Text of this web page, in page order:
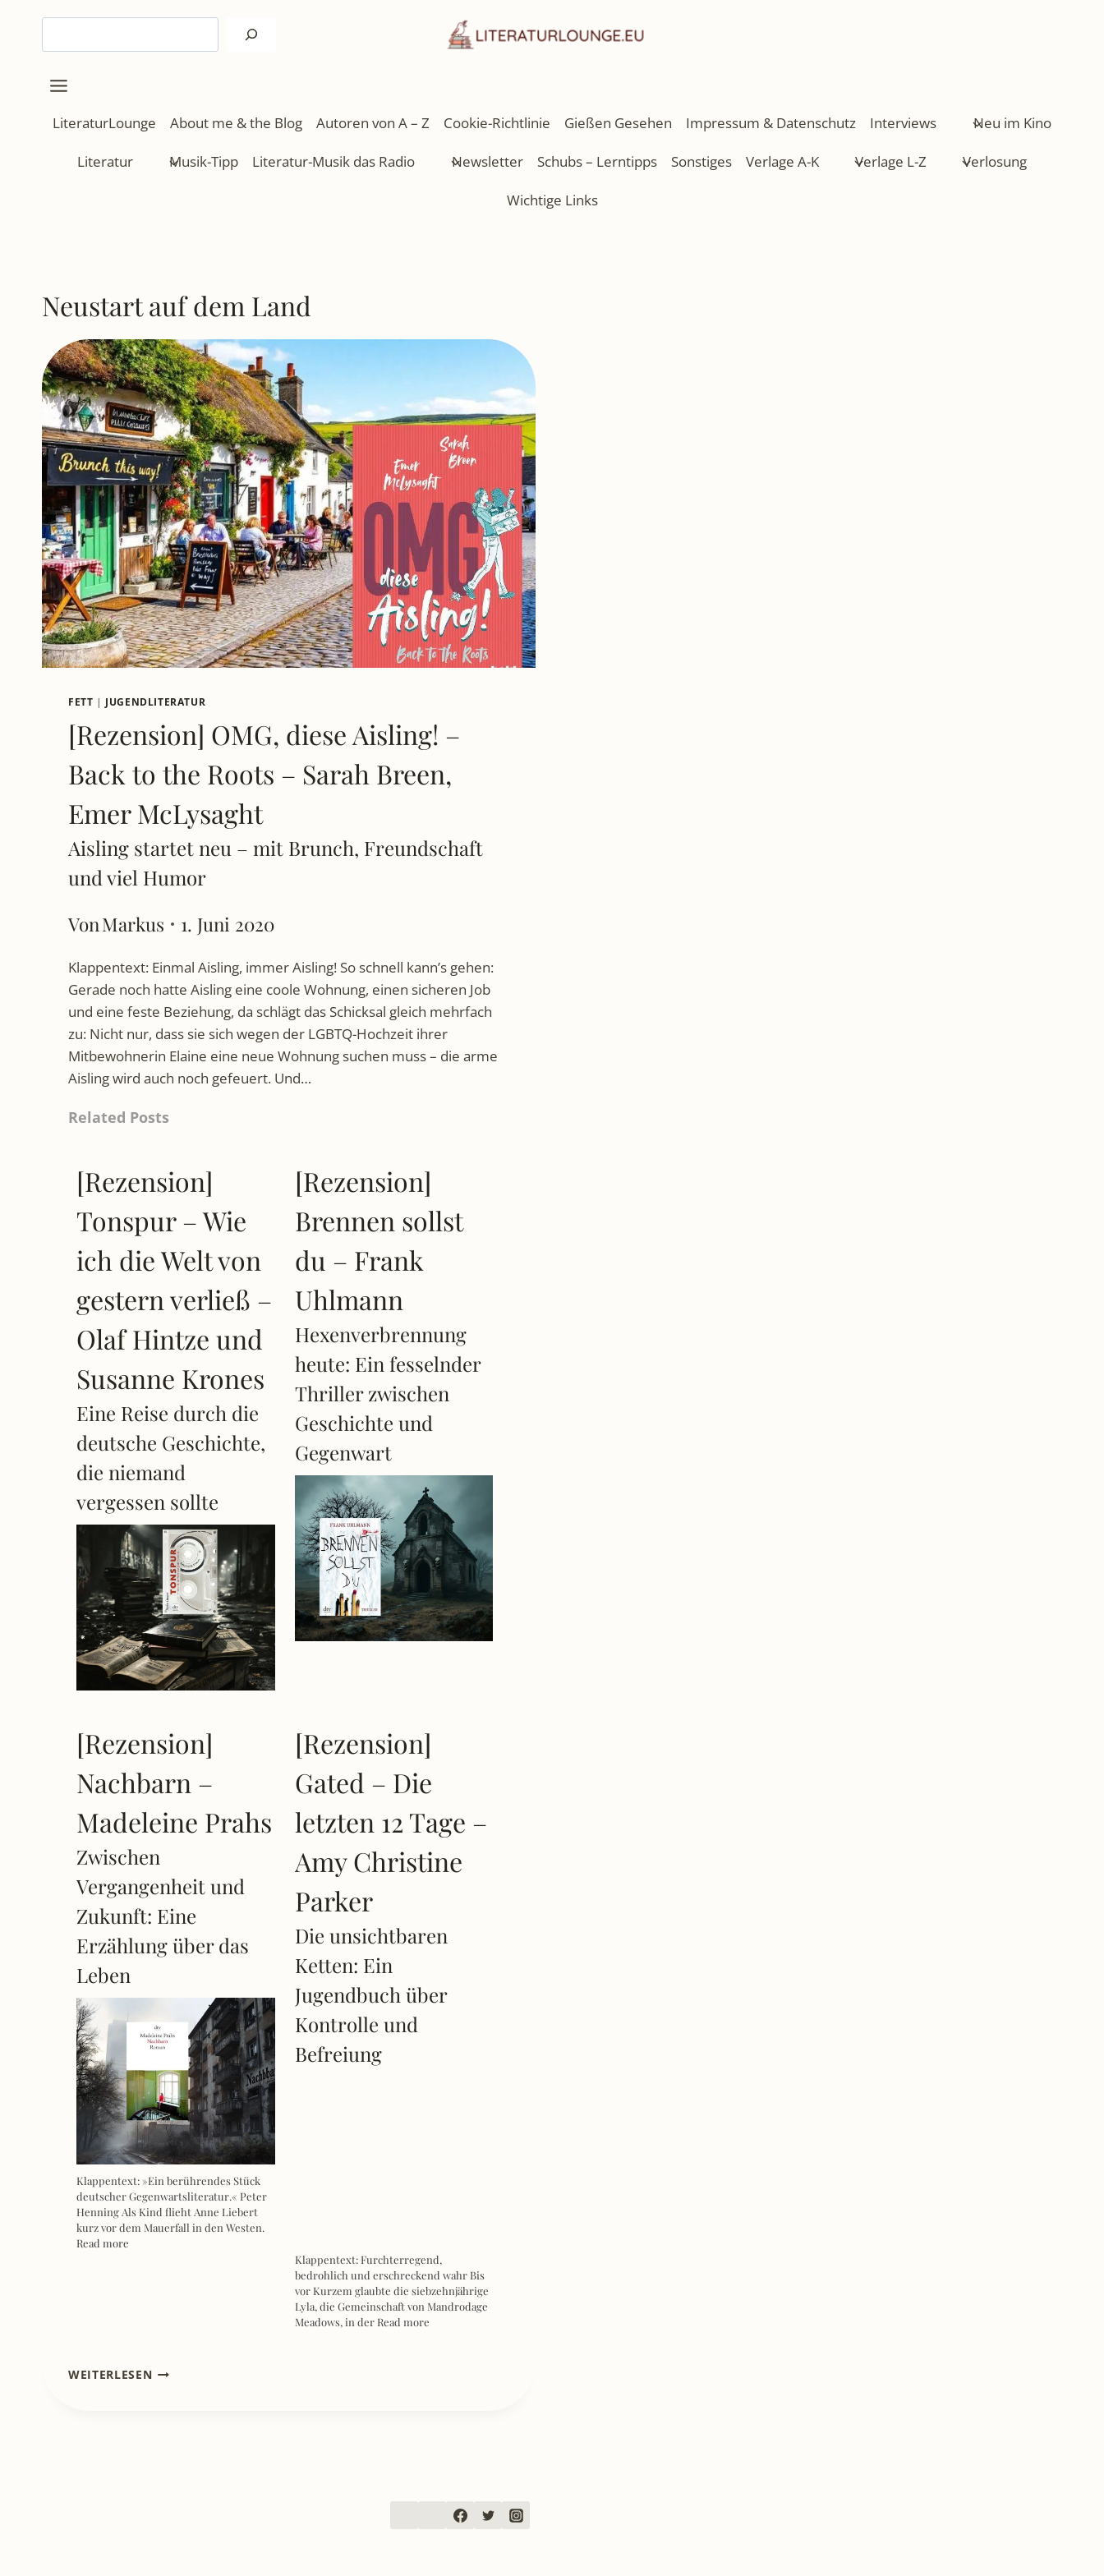
springen
LiteraturLounge About me & the Blog Autoren von A – Z Cookie-Richtlinie Gießen Gesehen Impressum & Datenschutz Interviews Neu im Kino
Literatur Musik-Tipp Literatur-Musik das Radio Newsletter Schubs – Lerntipps Sonstiges Verlage A-K Verlage L-Z Verlosung
Wichtige Links
Neustart auf dem Land
FETT | JUGENDLITERATUR
[Rezension] OMG, diese Aisling! –
Back to the Roots – Sarah Breen,
Emer McLysaght
Aisling startet neu – mit Brunch, Freundschaft
und viel Humor
VonMarkus 1. Juni 2020
Klappentext: Einmal Aisling, immer Aisling! So schnell kann’s gehen:
Gerade noch hatte Aisling eine coole Wohnung, einen sicheren Job
und eine feste Beziehung, da schlägt das Schicksal gleich mehrfach
zu: Nicht nur, dass sie sich wegen der LGBTQ-Hochzeit ihrer
Mitbewohnerin Elaine eine neue Wohnung suchen muss – die arme
Aisling wird auch noch gefeuert. Und…
Related Posts
[Rezension]
Tonspur – Wie
ich die Welt von
gestern verließ –
Olaf Hintze und
Susanne Krones
Eine Reise durch die
deutsche Geschichte,
die niemand
vergessen sollte
[Rezension]
Brennen sollst
du – Frank
Uhlmann
Hexenverbrennung
heute: Ein fesselnder
Thriller zwischen
Geschichte und
Gegenwart
[Rezension]
Nachbarn –
Madeleine Prahs
Zwischen
Vergangenheit und
Zukunft: Eine
Erzählung über das
Leben
Klappentext: »Ein berührendes Stück
deutscher Gegenwartsliteratur.« Peter
Henning Als Kind flieht Anne Liebert
kurz vor dem Mauerfall in den Westen.
Read more
[Rezension]
Gated – Die
letzten 12 Tage –
Amy Christine
Parker
Die unsichtbaren
Ketten: Ein
Jugendbuch über
Kontrolle und
Befreiung
Klappentext: Furchterregend,
bedrohlich und erschreckend wahr Bis
vor Kurzem glaubte die siebzehnjährige
Lyla, die Gemeinschaft von Mandrodage
Meadows, in der Read more
WEITERLESEN[REZENSION]